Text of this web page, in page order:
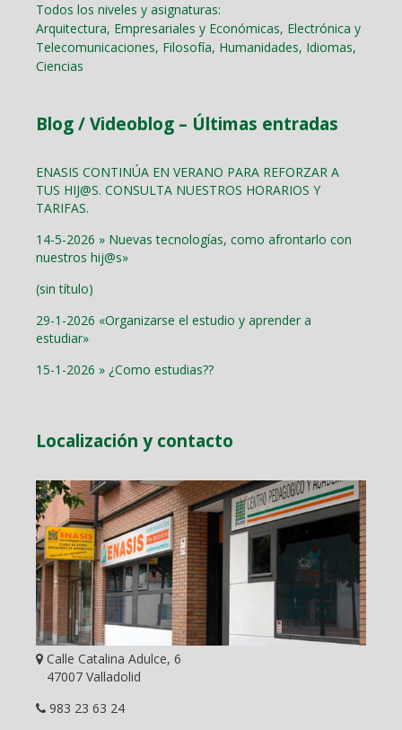
Todos los niveles y asignaturas:
Arquitectura, Empresariales y Económicas, Electrónica y
Telecomunicaciones, Filosofía, Humanidades, Idiomas,
Ciencias
Blog / Videoblog – Últimas entradas
ENASIS CONTINÚA EN VERANO PARA REFORZAR A
TUS HIJ@S. CONSULTA NUESTROS HORARIOS Y
TARIFAS.
14-5-2026 » Nuevas tecnologías, como afrontarlo con
nuestros hij@s»
(sin título)
29-1-2026 «Organizarse el estudio y aprender a
estudiar»
15-1-2026 » ¿Como estudias??
Localización y contacto
Calle Catalina Adulce, 6
47007 Valladolid
983 23 63 24